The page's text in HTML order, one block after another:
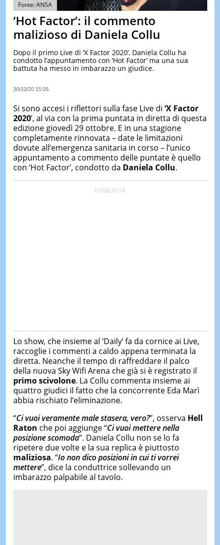
TEST
LE
DI
Fonte: ANSA
‘Hot Factor’: il commento
malizioso di Daniela Collu
Dopo il primo Live di ‘X Factor 2020’, Daniela Collu ha
condotto l’appuntamento con ‘Hot Factor’ ma una sua
battuta ha messo in imbarazzo un giudice.
30/10/20 15:05
Si sono accesi i riflettori sulla fase Live di ‘X Factor
2020’, al via con la prima puntata in diretta di questa
edizione giovedì 29 ottobre. E in una stagione
completamente rinnovata – date le limitazioni
dovute all’emergenza sanitaria in corso – l’unico
appuntamento a commento delle puntate è quello
con ‘Hot Factor’, condotto da Daniela Collu.
Lo show, che insieme al ‘Daily’ fa da cornice ai Live,
raccoglie i commenti a caldo appena terminata la
diretta. Neanche il tempo di raffreddare il palco
della nuova Sky Wifi Arena che già si è registrato il
primo scivolone. La Collu commenta insieme ai
quattro giudici il fatto che la concorrente Eda Marì
abbia rischiato l’eliminazione.
“Ci vuoi veramente male stasera, vero?”, osserva Hell
Raton che poi aggiunge “Ci vuoi mettere nella
posizione scomoda”. Daniela Collu non se lo fa
ripetere due volte e la sua replica è piuttosto
maliziosa. “Io non dico posizioni in cui ti vorrei
mettere”, dice la conduttrice sollevando un
imbarazzo palpabile al tavolo.